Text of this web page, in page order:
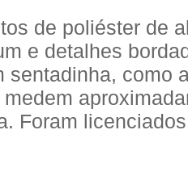
de poliéster de
e detalhes
sentadinha, como
Foram